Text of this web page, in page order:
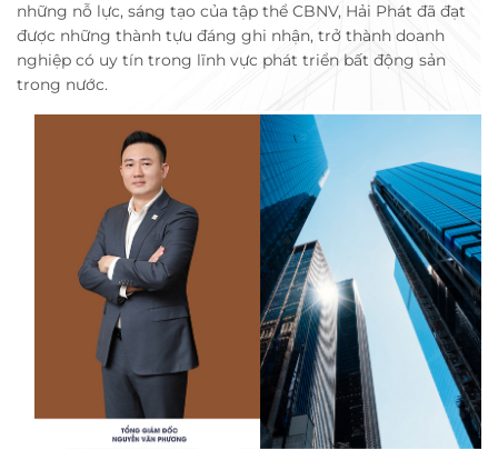
những nỗ lực, sáng tạo của tập thể CBNV, Hải Phát đã đạt
được những thành tựu đáng ghi nhận, trở thành doanh
nghiệp có uy tín trong lĩnh vực phát triển bất động sản
trong nước.